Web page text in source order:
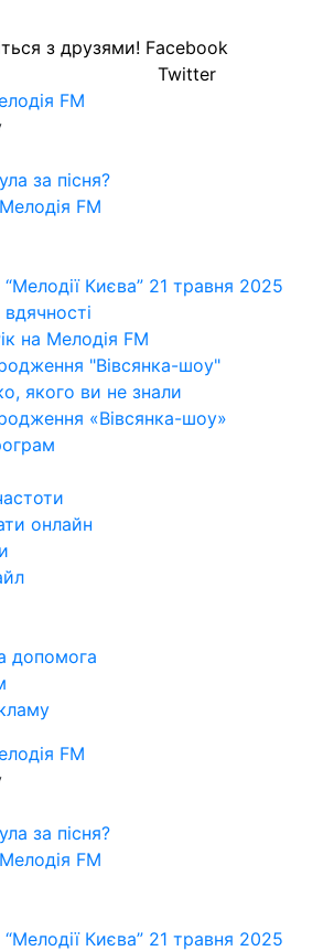
з друзями! Facebook
Twitter
FM
за пісня?
FM
Києва” 21 травня 2025
на Мелодія FM
"Вівсянка-шоу"
якого ви не знали
«Вівсянка-шоу»
онлайн
допомога
FM
за пісня?
FM
Києва” 21 травня 2025